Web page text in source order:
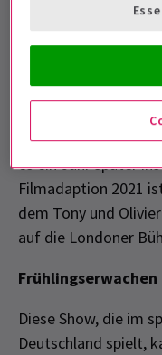
**In den Höhen **
Bevores Hamilton
erfolgreiches
Southwark
es ein Jahr später
Filmadaption 2021
dem Tony und
auf die Londoner
Frühlingserwachen
Diese Show, die im
Deutschland spielt,